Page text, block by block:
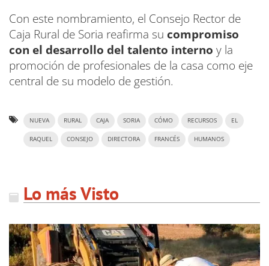
Con este nombramiento, el Consejo Rector de
Caja Rural de Soria reafirma su compromiso
con el desarrollo del talento interno y la
promoción de profesionales de la casa como eje
central de su modelo de gestión.
NUEVA RURAL CAJA SORIA CÓMO RECURSOS EL
RAQUEL CONSEJO DIRECTORA FRANCÉS HUMANOS
Lo más Visto